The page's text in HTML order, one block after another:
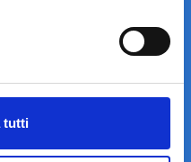
tutti